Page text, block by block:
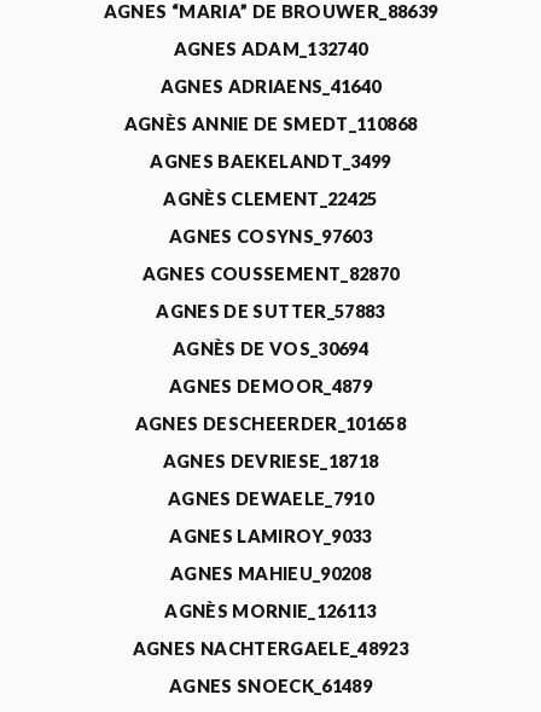
AGNES “MARIA” DE BROUWER_88639
AGNES ADAM_132740
AGNES ADRIAENS_41640
AGNÈS ANNIE DE SMEDT_110868
AGNES BAEKELANDT_3499
AGNÈS CLEMENT_22425
AGNES COSYNS_97603
AGNES COUSSEMENT_82870
AGNES DE SUTTER_57883
AGNÈS DE VOS_30694
AGNES DEMOOR_4879
AGNES DESCHEERDER_101658
AGNES DEVRIESE_18718
AGNES DEWAELE_7910
AGNES LAMIROY_9033
AGNES MAHIEU_90208
AGNÈS MORNIE_126113
AGNES NACHTERGAELE_48923
AGNES SNOECK_61489